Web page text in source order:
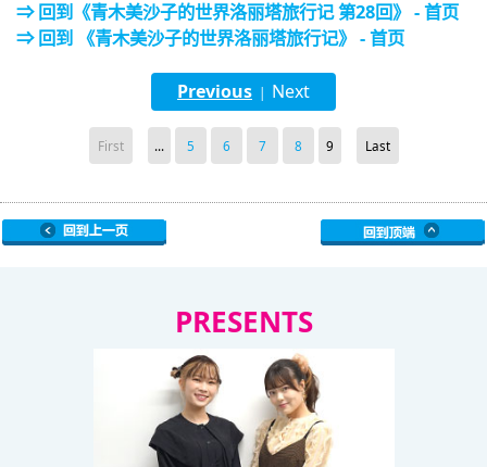
⇒ 回到《青木美沙子的世界洛丽塔旅行记 第28回》 - 首页
⇒ 回到 《青木美沙子的世界洛丽塔旅行记》 - 首页
Previous | Next
First ... 5 6 7 8 9 Last
PRESENTS